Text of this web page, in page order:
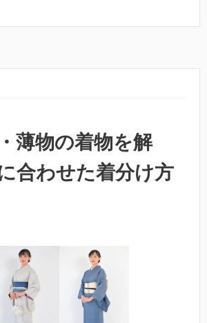
薄物の着物を解
合わせた着分け方